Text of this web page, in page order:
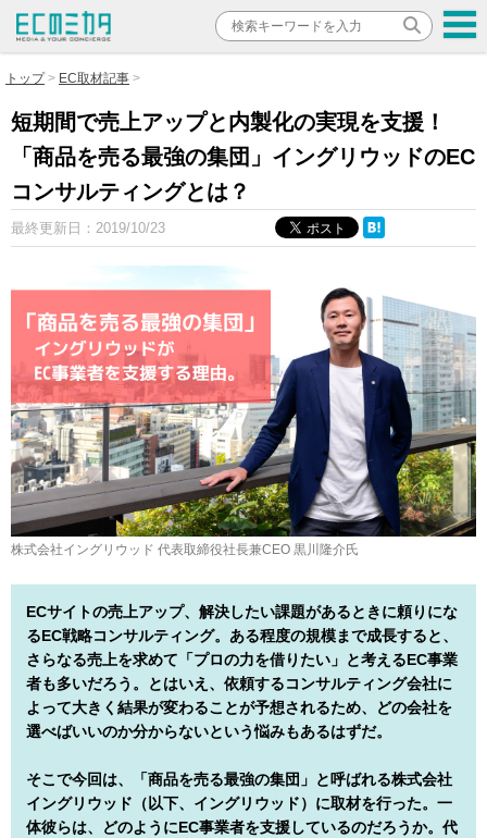
トップ EC取材記事
短期間で売上アップと内製化の実現を支援！
「商品を売る最強の集団」イングリウッドのEC
コンサルティングとは？
最終更新日： 2019/10/23
株式会社イングリウッド 代表取締役社長兼CEO 黒川隆介氏
ECサイトの売上アップ、解決したい課題があるときに頼りにな
るEC戦略コンサルティング。ある程度の規模まで成長すると、
さらなる売上を求めて「プロの力を借りたい」と考えるEC事業
者も多いだろう。とはいえ、依頼するコンサルティング会社に
よって大きく結果が変わることが予想されるため、どの会社を
選べばいいのか分からないという悩みもあるはずだ。
そこで今回は、「商品を売る最強の集団」と呼ばれる株式会社
イングリウッド（以下、イングリウッド）に取材を行った。一
体彼らは、どのようにEC事業者を支援しているのだろうか。代